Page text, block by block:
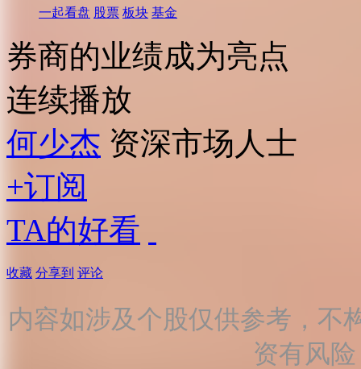
一起看盘 股票 板块 基金
券商的业绩成为亮点
连续播放
何少杰 资深市场人士
+订阅
TA的好看
收藏 分享到 评论
内容如涉及个股仅供参考，不
资有风